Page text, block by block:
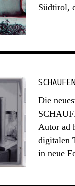
Südtirol,
Die
Autor ad
digitalen
in neue